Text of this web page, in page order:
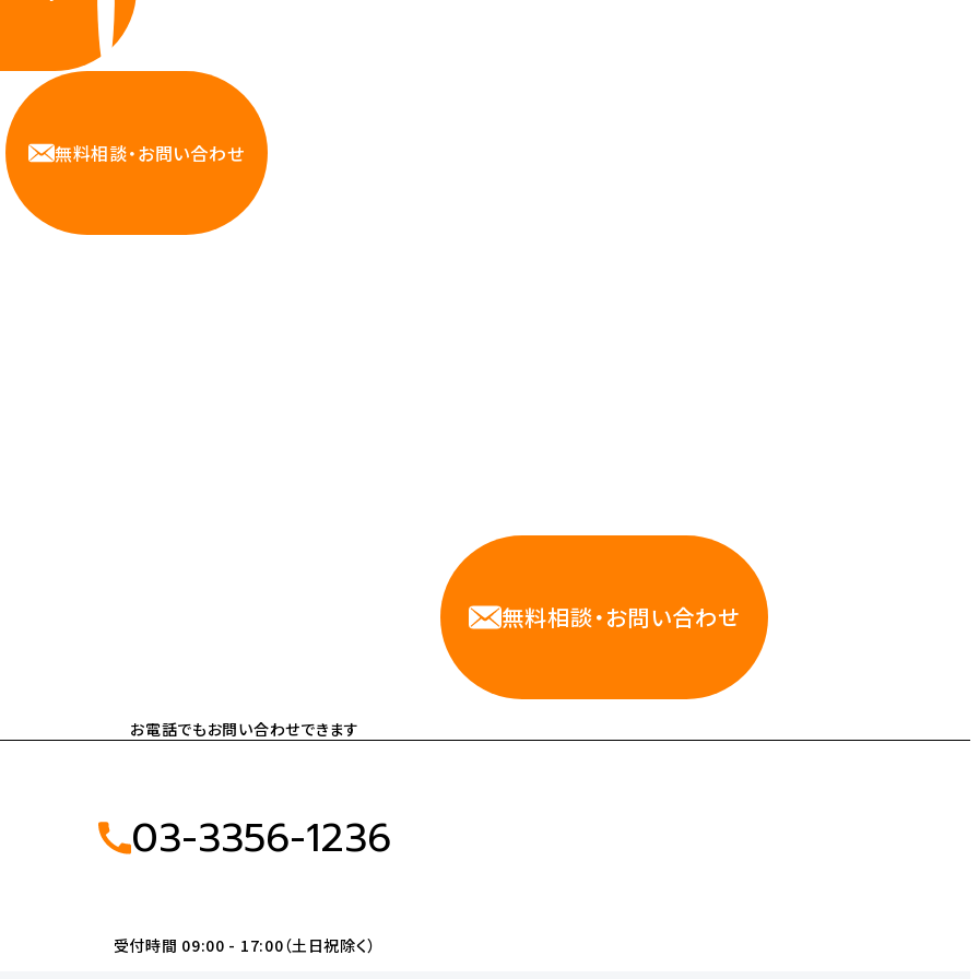
無料相談・お問い合わせ
無料相談・お問い合わせ
お電話でもお問い合わせできます
03-3356-1236
受付時間 09:00 - 17:00（土日祝除く）